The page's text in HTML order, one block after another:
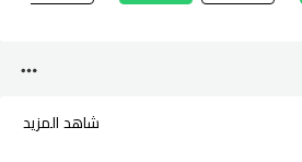
شاهد المزيد